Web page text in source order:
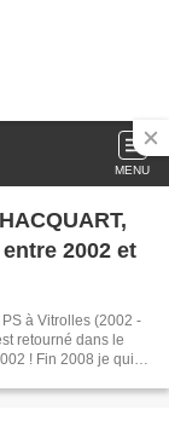
MENU
2002 et
à Vitrolles (2002 -
retourné dans le
! Fin 2008 je quitte